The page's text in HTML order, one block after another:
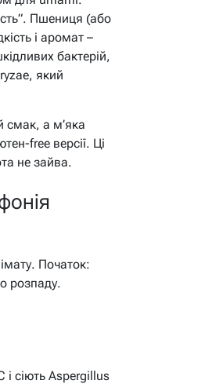
Пшениця (або
і аромат –
бактерій,
який
смак, а м’яка
free версії. Ці
не зайва.
Початок:
розпаду.
сіють Aspergillus